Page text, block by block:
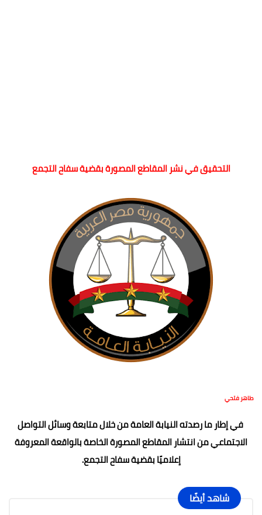
التحقيق في نشر المقاطع المصورة بقضية سفاح التجمع
طاهر فتحي
في إطار ما رصدته النيابة العامة من خلال متابعة وسائل التواصل
الاجتماعي من انتشار المقاطع المصورة الخاصة بالواقعة المعروفة
إعلاميًا بقضية سفاح التجمع.
شاهد أيضًا